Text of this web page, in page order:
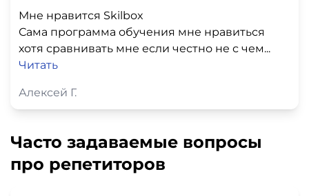
Мне нравится Skilbox
Сама программа обучения мне нравиться
хотя сравнивать мне если честно не с чем...
Читать
Алексей Г.
Часто задаваемые вопросы
про репетиторов